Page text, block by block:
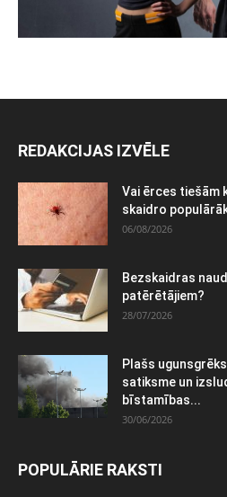
REDAKCIJAS IZVĒLE
Vai ērces tiešām
skaidro
06/08/2026
Bezskaidras
patērētājiem?
28/07/2026
Plašs
satiksme un
bīstamības...
30/06/2026
POPULĀRIE RAKSTI